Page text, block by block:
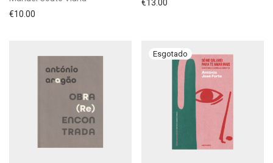
€10.00
€13.00